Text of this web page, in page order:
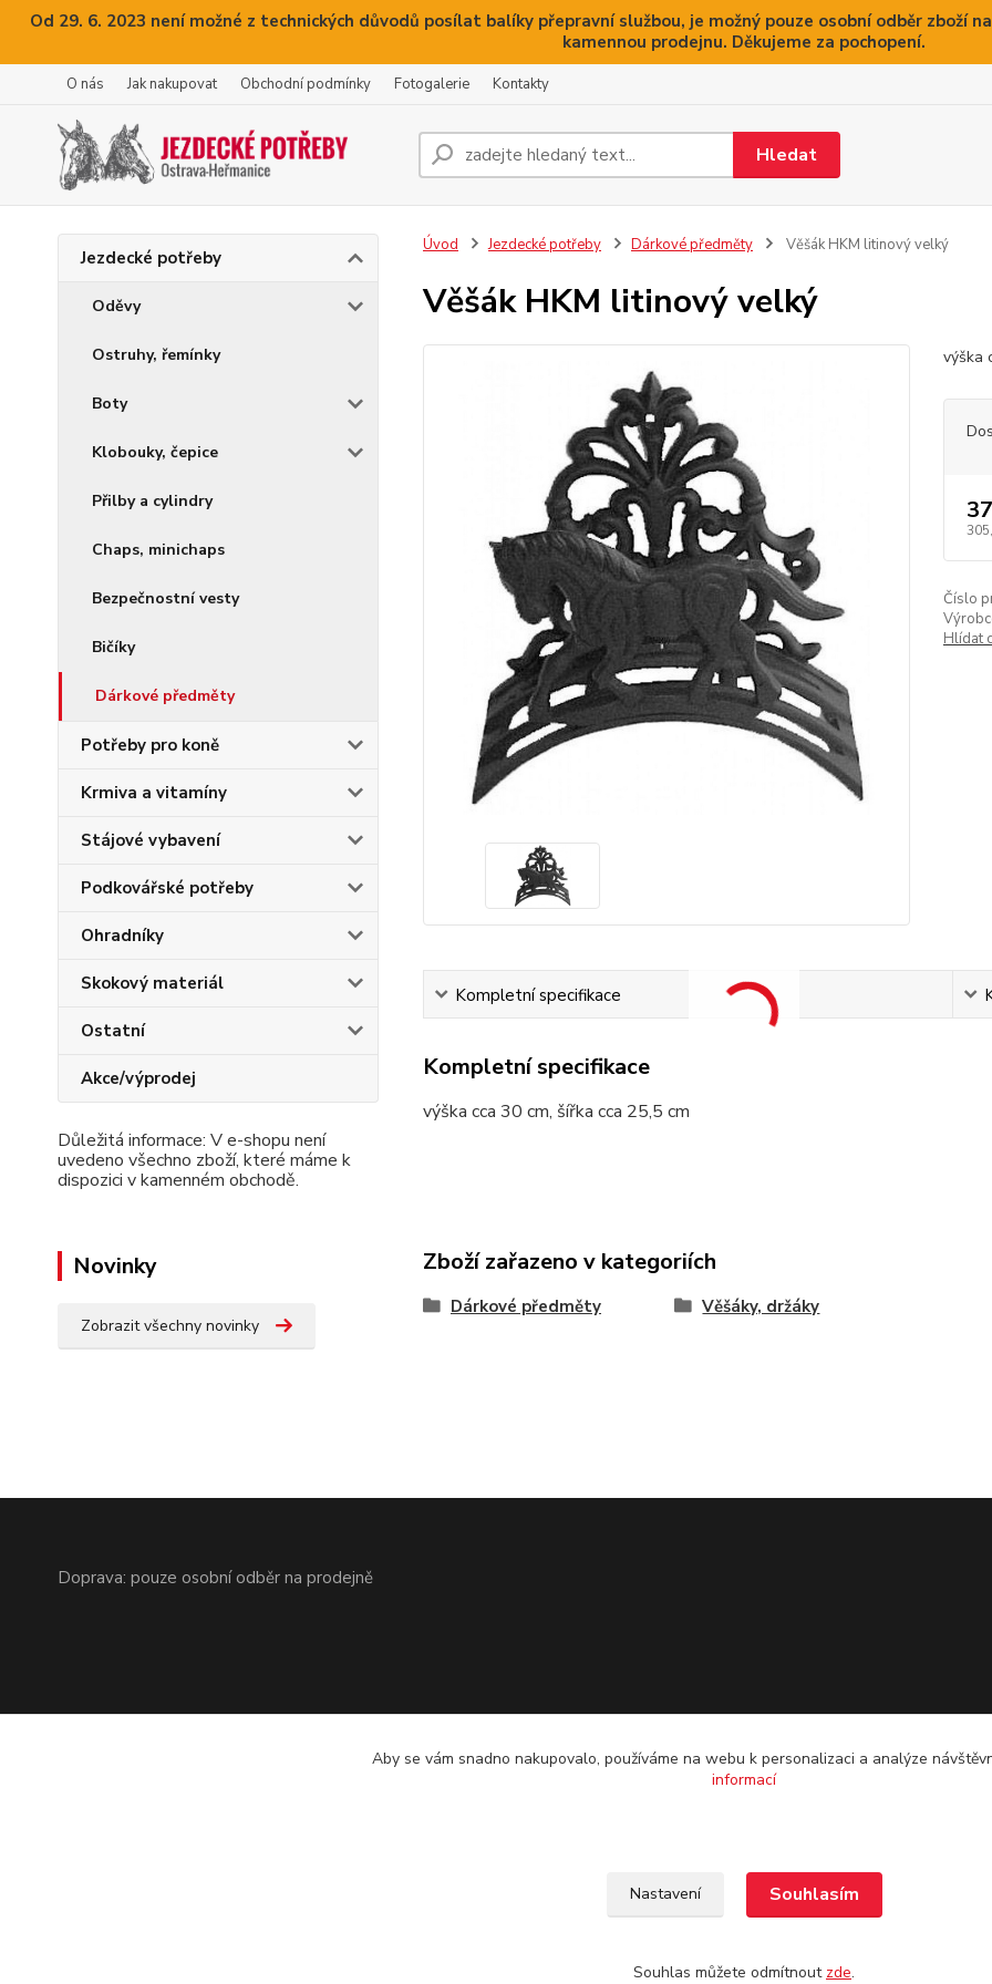
Od 29. 6. 2023 není možné z technických důvodů posílat balíky přepravní službou, je možný pouze osobní odběr zboží
kamennou prodejnu. Děkujeme za pochopení.
O nás Jak nakupovat Obchodní podmínky Fotogalerie Kontakty
Hledat
Jezdecké potřeby
Oděvy
Ostruhy, řemínky
Boty
Klobouky, čepice
Přilby a cylindry
Chaps, minichaps
Bezpečnostní vesty
Bičíky
Dárkové předměty
Potřeby pro koně
Krmiva a vitamíny
Stájové vybavení
Podkovářské potřeby
Ohradníky
Skokový materiál
Ostatní
Akce/výprodej
Důležitá informace: V e-shopu není
uvedeno všechno zboží, které máme k
dispozici v kamenném obchodě.
Novinky
Zobrazit všechny novinky
Úvod Jezdecké potřeby Dárkové předměty Věšák HKM litinový velký
Věšák HKM litinový velký
výška
Číslo
Hlídat
Kompletní specifikace
Kompletní specifikace
výška cca 30 cm, šířka cca 25,5 cm
Zboží zařazeno v kategoriích
Dárkové předměty Věšáky, držáky
Doprava: pouze osobní odběr na prodejně
Aby se vám snadno nakupovalo, používáme na webu k personalizaci a analýze
informací
Nastavení Souhlasím
Souhlas můžete odmítnout zde.